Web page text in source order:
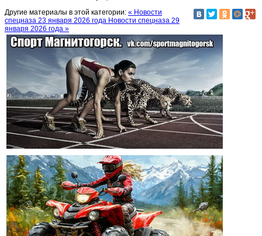
Другие материалы в этой категории: « Новости
спецназа 23 января 2026 года Новости спецназа 29
января 2026 года »